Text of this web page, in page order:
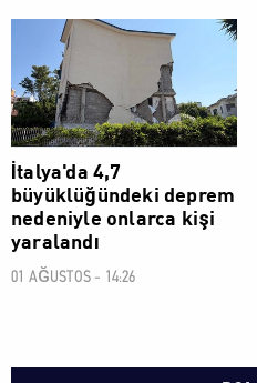
DÜNYA
İtalya'da 4,7
büyüklüğündeki deprem
nedeniyle onlarca kişi
yaralandı
01 AĞUSTOS - 14:26